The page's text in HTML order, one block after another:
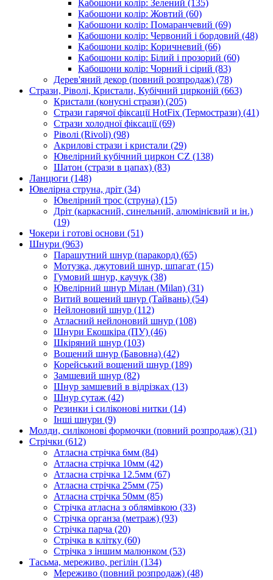
Кабошони колір: Зелений (135)
Кабошони колір: Жовтий (60)
Кабошони колір: Помаранчевий (69)
Кабошони колір: Червоний і бордовий (48)
Кабошони колір: Коричневий (66)
Кабошони колір: Білий і прозорий (60)
Кабошони колір: Чорний і сірий (83)
Дерев'яний декор (повний розпродаж) (78)
Стрази, Ріволі, Кристали, Кубічний цирконій (663)
Кристали (конусні стрази) (205)
Стрази гарячої фіксації HotFix (Термострази) (41)
Стрази холодної фіксації(69)
Ріволі (Rivoli) (98)
Акрилові стрази і кристали (29)
Ювелірний кубічний циркон CZ (138)
Шатон (стрази в цапах) (83)
Ланцюги (148)
Ювелірна струна, дріт (34)
Ювелірний трос (струна) (15)
Дріт (каркасний, синельний, алюмінієвий и ін.)
(19)
Чокери і готові основи (51)
Шнури (963)
Парашутний шнур (паракорд) (65)
Мотузка, джутовий шнур, шпагат (15)
Гумовий шнур, каучук (38)
Ювелірний шнур Мілан (Milan) (31)
Витий вощений шнур (Тайвань) (54)
Нейлоновий шнур (112)
Атласний нейлоновий шнур (108)
Шнури Екошкіра (ПУ) (46)
Шкіряний шнур (103)
Вощений шнур (Бавовна) (42)
Корейський вощений шнур (189)
Замшевий шнур (82)
Шнур замшевий в відрізках (13)
Шнур сутаж (42)
Резинки і силіконові нитки (14)
Інші шнури (9)
Молди, силіконові формочки (повний розпродаж) (31)
Стрічки (612)
Атласна стрічка 6мм (84)
Атласна стрічка 10мм (42)
Атласна стрічка 12.5мм (67)
Атласна стрічка 25мм (75)
Атласна стрічка 50мм (85)
Стрічка атласна з облямівкою (33)
Стрічка органза (метраж) (93)
Стрічка парча (20)
Стрічка в клітку (60)
Стрічка з іншим малюнком (53)
Тасьма, мереживо, регілін (134)
Мереживо (повний розпродаж) (48)